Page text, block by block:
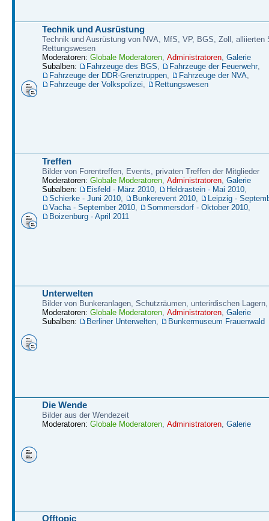
Technik und Ausrüstung
Technik und Ausrüstung von NVA, MfS, VP, BGS, Zoll, alliierten
Rettungswesen
Moderatoren: Globale Moderatoren Administratoren Galerie
Subalben:
Fahrzeuge des BGS Fahrzeuge der Feuerwehr,
Fahrzeuge der DDR-Grenztruppen
Fahrzeuge der NVA
Fahrzeuge der Volkspolizei
Rettungswesen
Treffen
Bilder von Forentreffen, Events, privaten Treffen der Mitglieder
Moderatoren: Globale Moderatoren Administratoren Galerie
Subalben:
Eisfeld - März 2010 Heldrastein - Mai 2010
Schierke - Juni 2010
Bunkerevent 2010
Leipzig -
Vacha - September 2010
Sommersdorf - Oktober 2010
Boizenburg - April 2011
Unterwelten
Bilder von Bunkeranlagen, Schutzräumen, unterirdischen
Moderatoren: Globale Moderatoren Administratoren Galerie
Subalben:
Berliner Unterwelten Bunkermuseum Frauenwald
Die Wende
Bilder aus der Wendezeit
Moderatoren: Globale Moderatoren Administratoren Galerie
Offtopic